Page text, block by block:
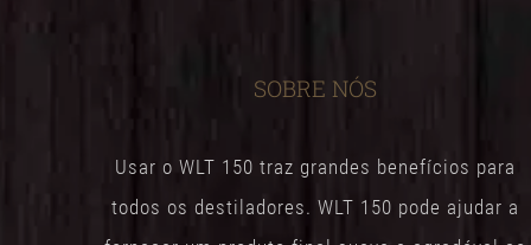
SOBRE NÓS
Usar o WLT 150 traz grandes benefícios para
todos os destiladores. WLT 150 pode ajudar a